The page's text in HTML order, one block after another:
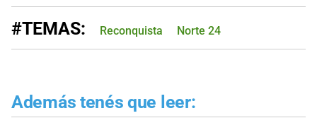
#TEMAS: Reconquista Norte 24
Además tenés que leer: